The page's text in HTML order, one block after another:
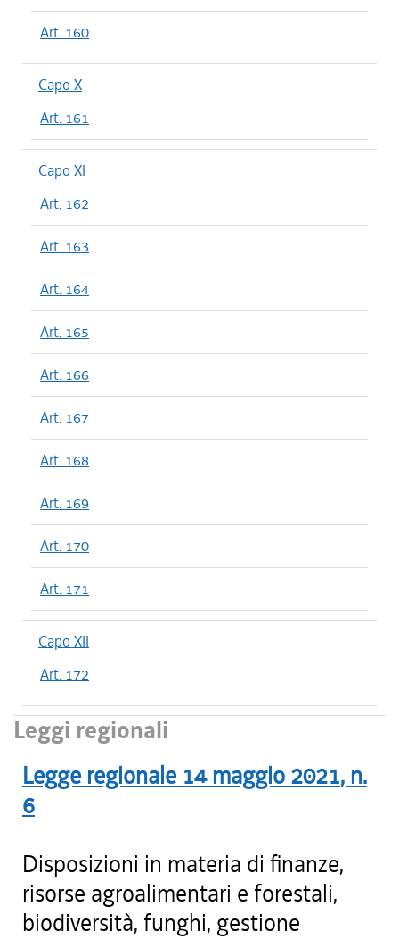
Art. 160
Capo X
Art. 161
Capo XI
Art. 162
Art. 163
Art. 164
Art. 165
Art. 166
Art. 167
Art. 168
Art. 169
Art. 170
Art. 171
Capo XII
Art. 172
Leggi regionali
Legge regionale 14 maggio 2021, n.
6
Disposizioni in materia di finanze,
risorse agroalimentari e forestali,
biodiversità, funghi, gestione